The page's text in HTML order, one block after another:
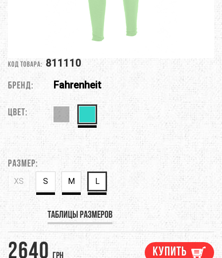
Код товара: 811110
Бренд: Fahrenheit
Цвет:
Размер:
XS S M L
Таблицы размеров
2640 Купить